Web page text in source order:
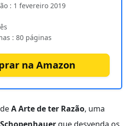
: 1 fevereiro 2019
: 80 páginas
na Amazon
A Arte de ter Razão, uma